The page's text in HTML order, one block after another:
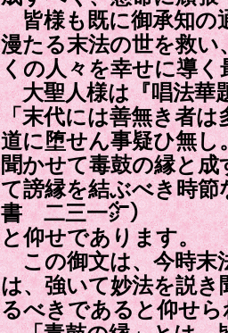
皆様も既に御承知の
漫たる末法の世を救い
くの人々を幸せに導
大聖人様は『唱法華
「末代には善無き者は
道に堕せん事疑ひ無
聞かせて毒鼓の縁と
て謗縁を結ぶべき時
書 二三一㌻）
と仰せであります。
この御文は、今時末
は、強いて妙法を説
るべきであると仰せ